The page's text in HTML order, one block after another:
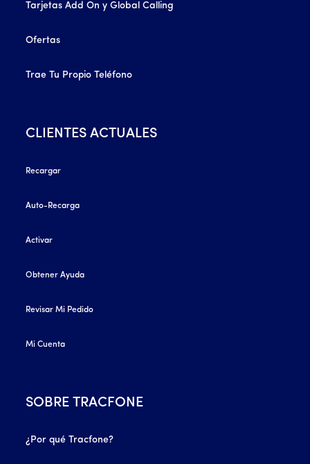
Tarjetas Add On y Global Calling
Ofertas
Trae Tu Propio Teléfono
CLIENTES ACTUALES
Recargar
Auto-Recarga
Activar
Obtener Ayuda
Revisar Mi Pedido
Mi Cuenta
SOBRE TRACFONE
¿Por qué Tracfone?